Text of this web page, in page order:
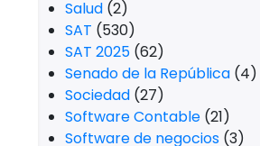
Salud (2)
SAT (530)
SAT 2025 (62)
Senado de la República (4)
Sociedad (27)
Software Contable (21)
Software de negocios (3)